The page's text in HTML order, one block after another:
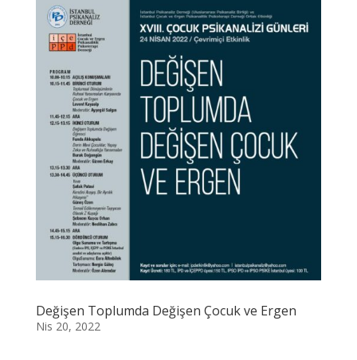
Değişen Toplumda Değişen Çocuk ve Ergen
Nis 20, 2022